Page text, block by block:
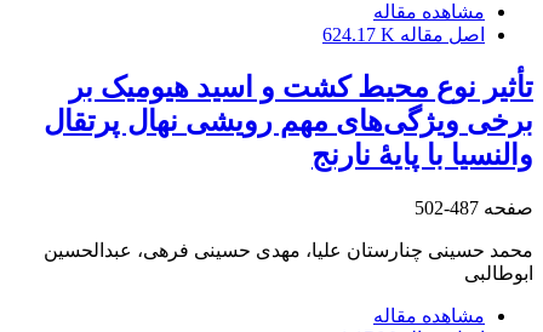
مشاهده مقاله
اصل مقاله 624.17 K
تأثیر نوع محیط کشت و ‌اسید هیومیک بر
برخی ویژگی‌های مهم رویشی نهال پرتقال
والنسیا با پایۀ نارنج
صفحه 487-502
محمد حسینی چنارستان علیا، مهدی حسینی فرهی، عبدالحسین
ابوطالبی
مشاهده مقاله